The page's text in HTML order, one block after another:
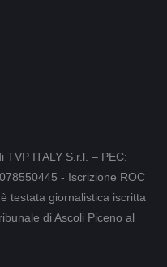
ITALY S.r.l. – PEC:
- Iscrizione ROC
testata giornalistica iscritta
di Ascoli Piceno al